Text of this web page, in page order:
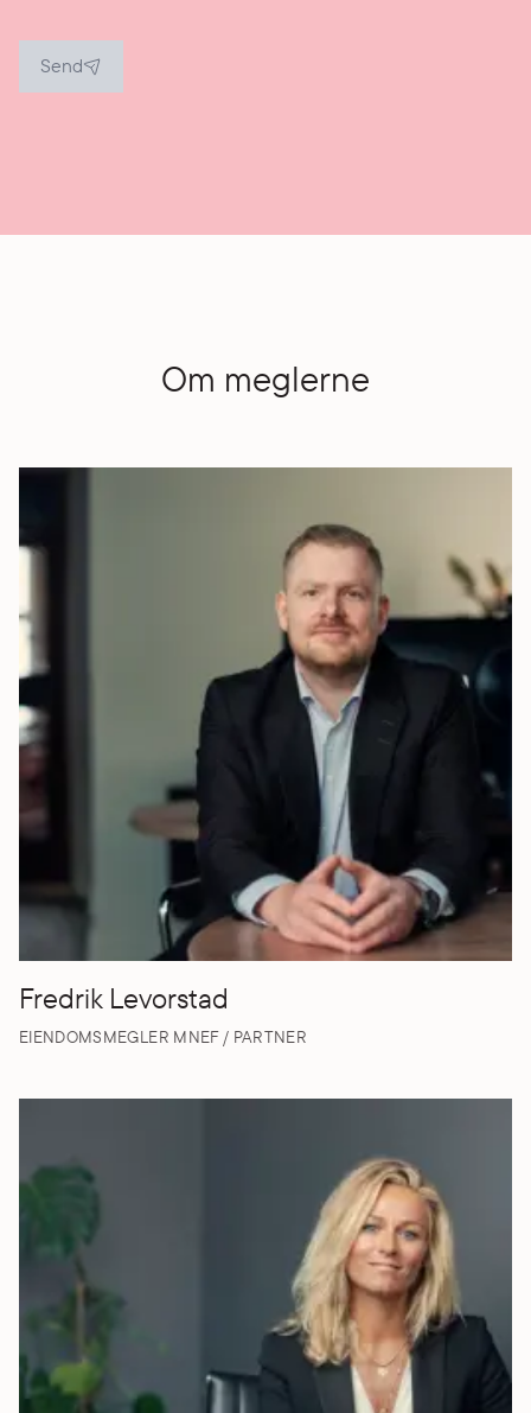
Send
Om meglerne
Fredrik Levorstad
EIENDOMSMEGLER MNEF / PARTNER